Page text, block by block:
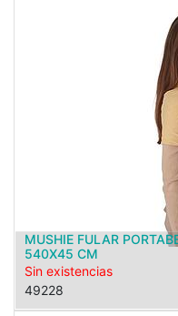
MUSHIE FULAR
540X45 CM
Sin existencias
49228